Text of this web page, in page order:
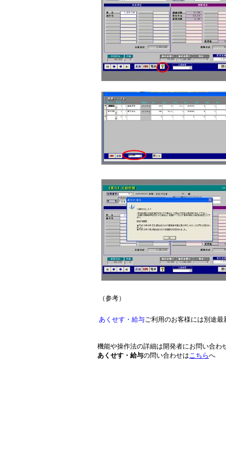
（参考）
あくせす・給与ご利用のお客様には別途
機能や操作法の詳細は開発者にお問い合わ
あくせす・給与の問い合わせはこちらへ